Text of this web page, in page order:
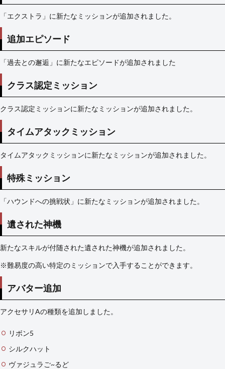
「エクストラ」に新たなミッションが追加されました。
追加エピソード
「過去との邂逅」に新たなエピソードが追加されました
クラス認定ミッション
クラス認定ミッションに新たなミッションが追加されました。
タイムアタックミッション
タイムアタックミッションに新たなミッションが追加されました。
特殊ミッション
「ハウンドへの挑戦状」に新たなミッションが追加されました。
遺された神機
新たなスキルが付随された遺された神機が追加されました。
※難易度の高い特定のミッションで入手することができます。
アバター追加
アクセサリAの種類を追加しました。
リボン5
シルクハット
ヴァジュラご~るど